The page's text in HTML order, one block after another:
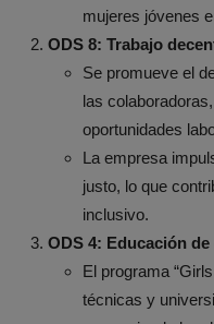
mujeres jóvenes
ODS 8: Trabajo
Se promueve el
las
oportunidades
La empresa
justo, lo que
inclusivo.
ODS 4: Educación de
El programa
técnicas y